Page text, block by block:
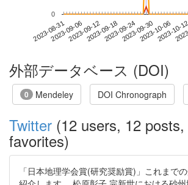
2023-08-312023-09-062023-09-122023-09-182023-09-242023-09-302023-10-06
2023-10-
0
外部データベース (DOI)
0 Mendeley DOI Chronograph
Twitter (12 users, 12
favorites)
「日本地理学会賞(研究奨励賞)」これまで